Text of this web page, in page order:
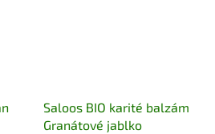
Saloos BIO karité balzám
Granátové jablko